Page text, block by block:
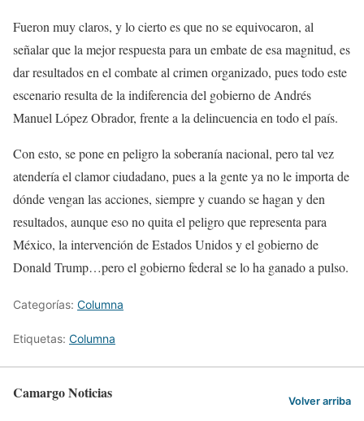
Fueron muy claros, y lo cierto es que no se equivocaron, al
señalar que la mejor respuesta para un embate de esa magnitud, es
dar resultados en el combate al crimen organizado, pues todo este
escenario resulta de la indiferencia del gobierno de Andrés
Manuel López Obrador, frente a la delincuencia en todo el país.
Con esto, se pone en peligro la soberanía nacional, pero tal vez
atendería el clamor ciudadano, pues a la gente ya no le importa de
dónde vengan las acciones, siempre y cuando se hagan y den
resultados, aunque eso no quita el peligro que representa para
México, la intervención de Estados Unidos y el gobierno de
Donald Trump…pero el gobierno federal se lo ha ganado a pulso.
Categorías: Columna
Etiquetas: Columna
Camargo Noticias Volver arriba